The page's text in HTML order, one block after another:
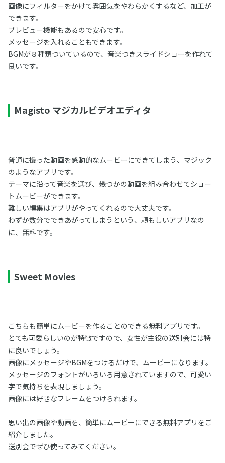
画像にフィルターをかけて雰囲気をやわらかくするなど、加工が
できます。
プレビュー機能もあるので安心です。
メッセージを入れることもできます。
BGMが８種類ついているので、音楽つきスライドショーを作れて
良いです。
Magisto マジカルビデオエディタ
普通に撮った動画を感動的なムービーにできてしまう、マジック
のようなアプリです。
テーマに沿って音楽を選び、幾つかの動画を組み合わせてショー
トムービーができます。
難しい編集はアプリがやってくれるので大丈夫です。
わずか数分でできあがってしまうという、頼もしいアプリなの
に、無料です。
Sweet Movies
こちらも簡単にムービーを作ることのできる無料アプリです。
とても可愛らしいのが特徴ですので、女性が主役の送別会には特
に良いでしょう。
画像にメッセージやBGMをつけるだけで、ムービーになります。
メッセージのフォントがいろいろ用意されていますので、可愛い
字で気持ちを表現しましょう。
画像には好きなフレームをつけられます。
思い出の画像や動画を、簡単にムービーにできる無料アプリをご
紹介しました。
送別会でぜひ使ってみてください。